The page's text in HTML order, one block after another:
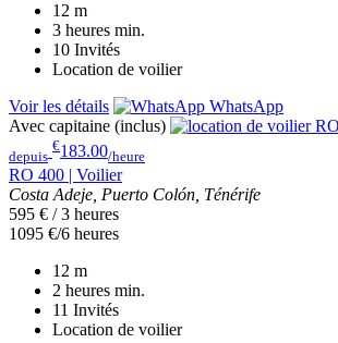
12 m
3 heures min.
10 Invités
Location de voilier
Voir les détails
WhatsApp
Avec capitaine (inclus)
depuis
€183.00/heure
RO 400 | Voilier
Costa Adeje, Puerto Colón, Ténérife
595 € / 3 heures
1095 €/6 heures
12 m
2 heures min.
11 Invités
Location de voilier